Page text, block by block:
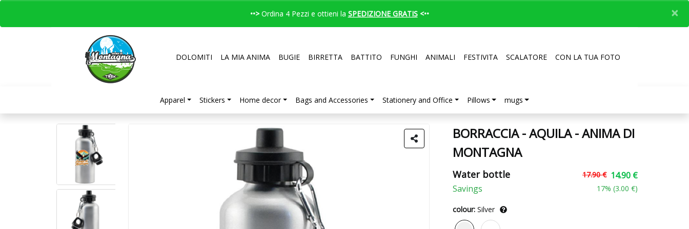
••> Ordina 4 Pezzi e ottieni la SPEDIZIONE GRATIS<•• ×
DOLOMITI LA MIA ANIMA BUGIE BIRRETTA BATTITO FUNGHI ANIMALI FESTIVITA SCALATORE CON LA TUA FOTO
Apparel Stickers Home decor Bags and Accessories Stationery and Office Pillows mugs
BORRACCIA - AQUILA - ANIMA DI
MONTAGNA
Water bottle
Savings
17.90 € 14.90 €
17% (3.00 €)
colour: Silver